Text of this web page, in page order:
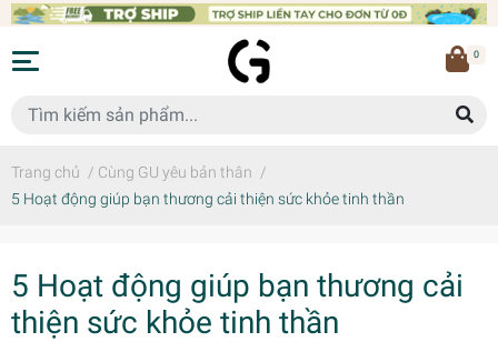
0
Trang chủ / Cùng GU yêu bản thân /
5 Hoạt động giúp bạn thương cải thiện sức khỏe tinh thần
5 Hoạt động giúp bạn thương cải
thiện sức khỏe tinh thần